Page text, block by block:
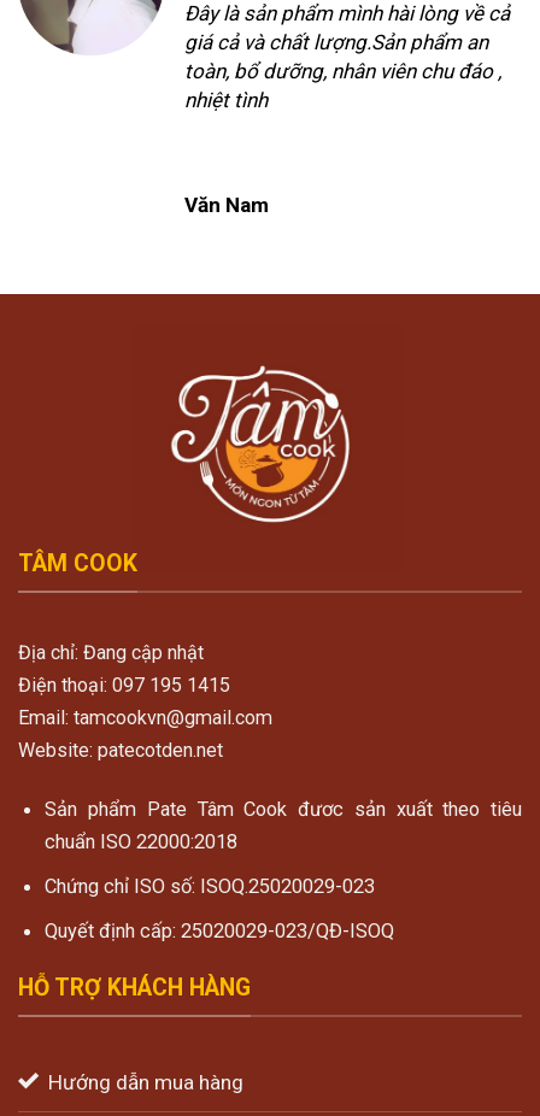
Đây là sản phẩm mình hài lòng về cả
giá cả và chất lượng.Sản phẩm an
toàn, bổ dưỡng, nhân viên chu đáo ,
nhiệt tình
Văn Nam
TÂM COOK
Địa chỉ: Đang cập nhật
Điện thoại: 097 195 1415
Email: tamcookvn@gmail.com
Website: patecotden.net
Sản phẩm Pate Tâm Cook đươc sản xuất theo tiêu
chuẩn ISO 22000:2018
Chứng chỉ ISO số: ISOQ.25020029-023
Quyết định cấp: 25020029-023/QĐ-ISOQ
HỖ TRỢ KHÁCH HÀNG
Hướng dẫn mua hàng